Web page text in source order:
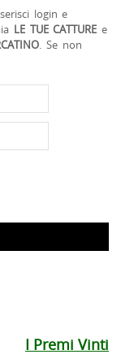
login e
LE TUE CATTURE e
. Se non
I Premi Vinti